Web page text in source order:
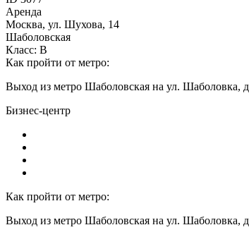
Аренда
Москва, ул. Шухова, 14
Шаболовская
Класс: В
Как пройти от метро:
Выход из метро Шаболовская на ул. Шаболовка,
Бизнес-центр
Как пройти от метро:
Выход из метро Шаболовская на ул. Шаболовка,